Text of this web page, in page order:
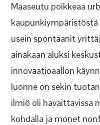
Maaseutu poikkeaa
usein spontaanit
ainakaan aluksi
innovaatioaallon
luonne on sekin
ilmiö oli havaittavissa
kohdalla ja monet